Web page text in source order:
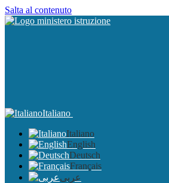
Salta al contenuto
Italiano
Italiano
English
Deutsch
Français
عربى